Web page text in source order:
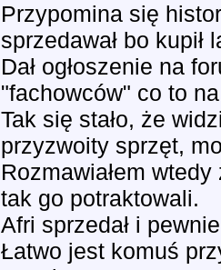
Przypomina się
sprzedawał bo
Dał ogłoszenie na
"fachowców" co to
Tak się stało, że
przyzwoity sprzęt,
Rozmawiałem
tak go potraktowali.
Afri sprzedał i
Łatwo jest komuś